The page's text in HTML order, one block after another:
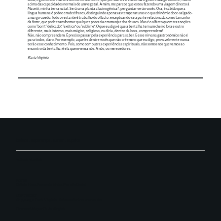
acima das capacidades normais de um vegetal. A mim, me parece que estou fazendo uma viagem directo à
Maceió, minha terra natal. Será uma planta alucinogénica?, perguntar-se-ão vocês. Ora, é sabido que a
língua humana é pobre em decifrares, distinguindo apenas as temperaturas e o quadrinómio doce-salgado-
amargo-azedo. Todo o restante é trabalho do olfacto, exceptuando-se a parte relacionada com o tamanho
da fome, que pode transformar qualquer porcaria em manjar dos deuses. Mas é o olfacto quem traz noções
como “bom”, “delicado”, “exótico” ou “sublime”. O que eu digo é que a bertalha tem um cheiro fora e outro
diferente, mais intenso, mais mágico, religioso, eu diria, dentro da boca, compreendem?
Não, não compreendem. É preciso passar pela experiência para saber. E esse nirvana gastronómico não é
para todos, claro. Por exemplo, aqueles dentre vocês que não crêem no que eu digo, provavelmente nunca
terão esse conhecimento. Pois, como com outras experiências espirituais, não somos nós que vamos ao
encontro da bertalha; é ela quem vem a nós. A nós, os merecedores.
Flavia Virginia